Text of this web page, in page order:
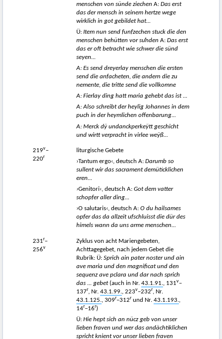
menschen von sünde ziechen A: Das erst
das der mensch in seinem hertze wege
wirklich in got gebildet hat...
Ü: Item nun send funfzechen stuck die den
menschen behütten vor suͦnden A: Das erst
das er oft betracht wie schwer die sünd
seyen...
A: Es send dreyerlay menschen die ersten
send die anfacheten, die andern die zu
nemente, die tritte send die vollkomne
A: Fierlay ding hatt maria gehebt das ist ...
A: Also schreibt der heylig Johannes in dem
puch in der heymlichen offenbarung...
A: Merck dÿ undanckperkeÿtt geschicht
und wirtt verpracht in virlee weÿß...
219v–
220r
liturgische Gebete
›Tantum ergo‹, deutsch A: Darumb so
sullent wir das sacrament demüticklichen
eren...
›Genitori‹, deutsch A: Got dem vatter
schopfer aller ding...
›O salutaris‹, deutsch A: O du hailsames
opfer das da allzeit ufschluisst die dür des
himels wann da uns arme menschen...
231r–
256v
Zyklus von acht Mariengebeten,
Achttagegebet, nach jedem Gebet die
Rubrik: Ü: Sprich ain pater noster und ain
ave maria und den magnificat und den
sequenz ave pclara und dar nach sprich
das ... gebet(auch in Nr. 43.1.91., 131v–
137r, Nr. 43.1.99., 223v–232r, Nr.
43.1.125., 309r–312r und Nr. 43.1.193.,
14r−16r)
Ü: Hie hept sich an nücz geb von unser
lieben fraven und wer das andächtiklichen
spricht knient vor unser lieben fraven